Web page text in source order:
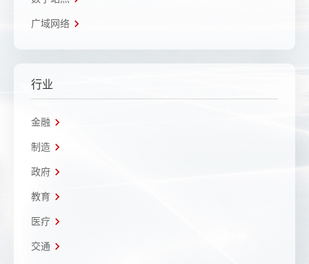
广域网络
行业
金融
制造
政府
教育
医疗
交通